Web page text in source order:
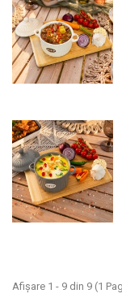
Afişare 1 - 9 din 9 (1